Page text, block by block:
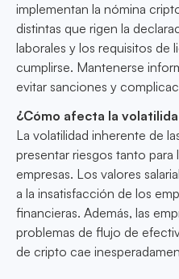
implementan la nómina
distintas que rigen la
laborales y los requisitos de
cumplirse. Mantenerse
evitar sanciones y
¿Cómo afecta la
La volatilidad inherente de
presentar riesgos tanto
empresas. Los valores
a la insatisfacción de los
financieras. Además, las
problemas de flujo de
de cripto cae